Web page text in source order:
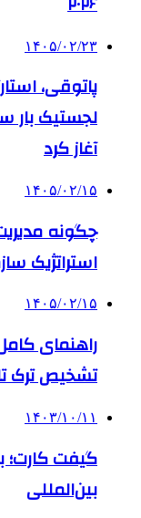
۱۴۰۵/۰۲/۲۳
پاتوقی،
لجستیک بار
آغاز کرد
۱۴۰۵/۰۲/۱۵
چگونه
استراتژیک
۱۴۰۵/۰۲/۱۵
راهنمای
تشخیص ترک
۱۴۰۳/۱۰/۱۱
گیفت کارت؛
بین‌المللی